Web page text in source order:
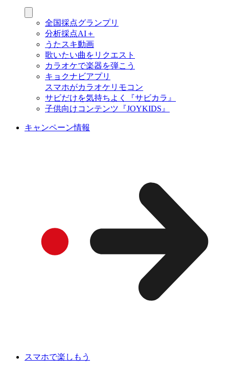
全国採点グランプリ
分析採点AI＋
うたスキ動画
歌いたい曲をリクエスト
カラオケで楽器を弾こう
キョクナビアプリ
スマホがカラオケリモコン
サビだけを気持ちよく『サビカラ』
子供向けコンテンツ『JOYKIDS』
キャンペーン情報
スマホで楽しもう